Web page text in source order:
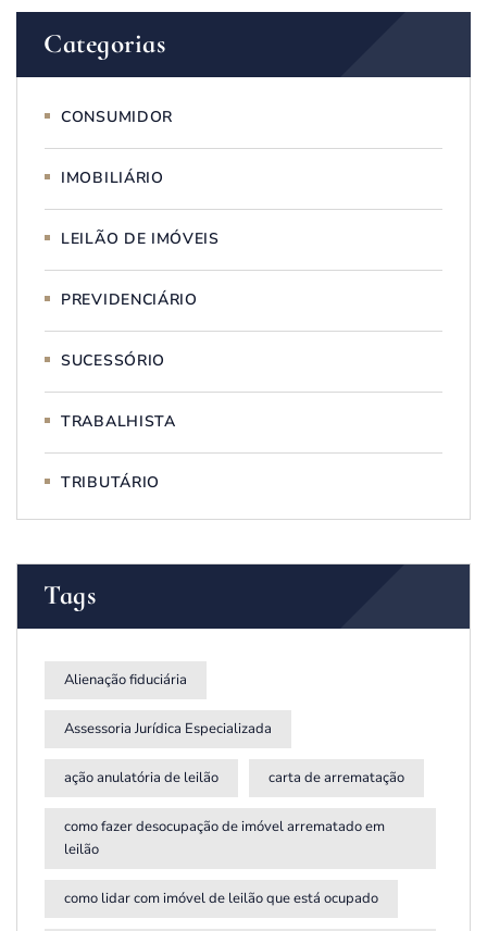
Categorias
CONSUMIDOR
IMOBILIÁRIO
LEILÃO DE IMÓVEIS
PREVIDENCIÁRIO
SUCESSÓRIO
TRABALHISTA
TRIBUTÁRIO
Tags
Alienação fiduciária
Assessoria Jurídica Especializada
ação anulatória de leilão carta de arrematação
como fazer desocupação de imóvel arrematado em
leilão
como lidar com imóvel de leilão que está ocupado